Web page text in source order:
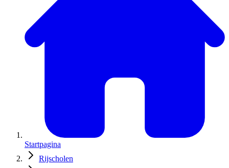
Startpagina
Rijscholen